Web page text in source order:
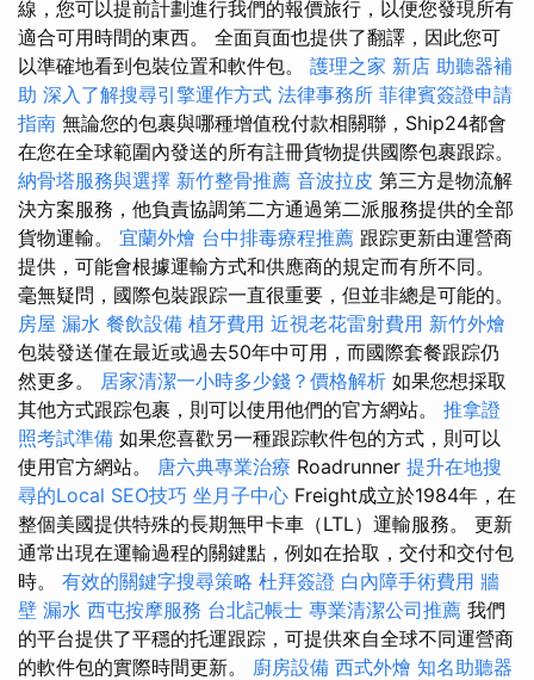
線，您可以提前計劃進行我們的報價旅行，以便您發現所有
適合可用時間的東西。 全面頁面也提供了翻譯，因此您可
以準確地看到包裝位置和軟件包。 護理之家 新店 助聽器補
助 深入了解搜尋引擎運作方式 法律事務所 菲律賓簽證申請
指南 無論您的包裹與哪種增值稅付款相關聯，Ship24都會
在您在全球範圍內發送的所有註冊貨物提供國際包裹跟踪。
納骨塔服務與選擇 新竹整骨推薦 音波拉皮 第三方是物流解
決方案服務，他負責協調第二方通過第二派服務提供的全部
貨物運輸。 宜蘭外燴 台中排毒療程推薦 跟踪更新由運營商
提供，可能會根據運輸方式和供應商的規定而有所不同。
毫無疑問，國際包裝跟踪一直很重要，但並非總是可能的。
房屋 漏水 餐飲設備 植牙費用 近視老花雷射費用 新竹外燴
包裝發送僅在最近或過去50年中可用，而國際套餐跟踪仍
然更多。 居家清潔一小時多少錢？價格解析 如果您想採取
其他方式跟踪包裹，則可以使用他們的官方網站。 推拿證
照考試準備 如果您喜歡另一種跟踪軟件包的方式，則可以
使用官方網站。 唐六典專業治療 Roadrunner 提升在地搜
尋的Local SEO技巧 坐月子中心 Freight成立於1984年，在
整個美國提供特殊的長期無甲卡車（LTL）運輸服務。 更新
通常出現在運輸過程的關鍵點，例如在拾取，交付和交付包
時。 有效的關鍵字搜尋策略 杜拜簽證 白內障手術費用 牆
壁 漏水 西屯按摩服務 台北記帳士 專業清潔公司推薦 我們
的平台提供了平穩的托運跟踪，可提供來自全球不同運營商
的軟件包的實際時間更新。 廚房設備 西式外燴 知名助聽器